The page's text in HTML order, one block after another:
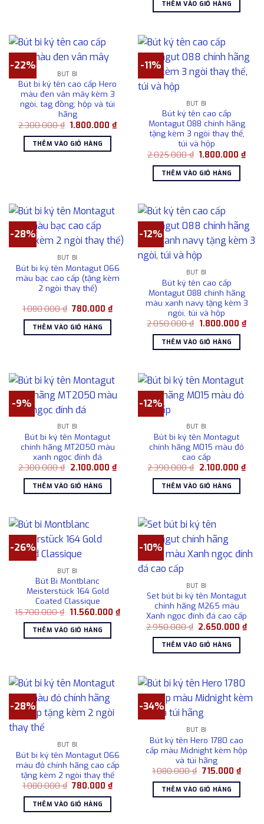
1.080.000 ₫.
THÊM VÀO GIỎ HÀNG
-22%
BÚT BI
Bút bi ký tên cao cấp Hero
màu đen vân mây kèm 3
ngòi, tag đồng; hộp và túi
hãng
2.300.000₫ Giá
là:
2.300.000 ₫.
1.800.000₫Giá
hiện
1.800.000 ₫.
THÊM VÀO GIỎ HÀNG
-11%
BÚT BI
Bút ký tên cao cấp
Montagut 088 chính hãng
tặng kèm 3 ngòi thay thế,
túi và hộp
2.025.000₫ Giá
là:
2.025.000 ₫.
1.800.000₫Giá
hiện
THÊM VÀO GIỎ HÀNG
-28%
BÚT BI
Bút bi ký tên Montagut 066
màu bạc cao cấp (tặng kèm
2 ngòi thay thế)
1.080.000₫ Giá
là:
1.080.000 ₫.
780.000₫Giá
hiện
THÊM VÀO GIỎ HÀNG
-12%
BÚT BI
Bút ký tên cao cấp
Montagut 088 chính hãng
màu xanh navy tặng kèm 3
ngòi, túi và hộp
2.050.000₫ Giá
là:
2.050.000 ₫.
1.800.000 ₫Giá
hiện
THÊM VÀO GIỎ HÀNG
-9%
BÚT BI
Bút bi ký tên Montagut
chính hãng MT2050 màu
xanh ngọc đính đá
2.300.000₫ Giá
là:
2.300.000 ₫.
2.100.000 ₫Giá
THÊM VÀO GIỎ HÀNG
-12%
BÚT BI
Bút bi ký tên Montagut
chính hãng M015 màu đỏ
cao cấp
2.390.000₫ Giá
là:
2.390.000 ₫.
2.100.000 ₫Giá
THÊM VÀO GIỎ HÀNG
-26%
BÚT BI
Bút Bi Montblanc
Meisterstück 164 Gold
Coated Classique
15.700.000₫ Giá
là:
15.700.000 ₫.
11.560.000 ₫Giá
hiện
11.560.000 ₫.
THÊM VÀO GIỎ HÀNG
-10%
BÚT BI
Set bút bi ký tên Montagut
chính hãng M265 màu
Xanh ngọc đính đá cao cấp
2.950.000₫ Giá
là:
2.950.000 ₫.
2.650.000₫Giá
hiện
THÊM VÀO GIỎ HÀNG
-28%
BÚT BI
Bút bi ký tên Montagut 066
màu đỏ chính hãng cao cấp
tặng kèm 2 ngòi thay thế
1.080.000₫ Giá
là:
1.080.000 ₫.
780.000₫Giá
hiện
THÊM VÀO GIỎ HÀNG
-34%
BÚT BI
Bút ký tên Hero 1780 cao
cấp màu Midnight kèm hộp
và túi hãng
1.080.000₫ Giá
là:
1.080.000 ₫.
715.000 ₫Giá
hiện
THÊM VÀO GIỎ HÀNG